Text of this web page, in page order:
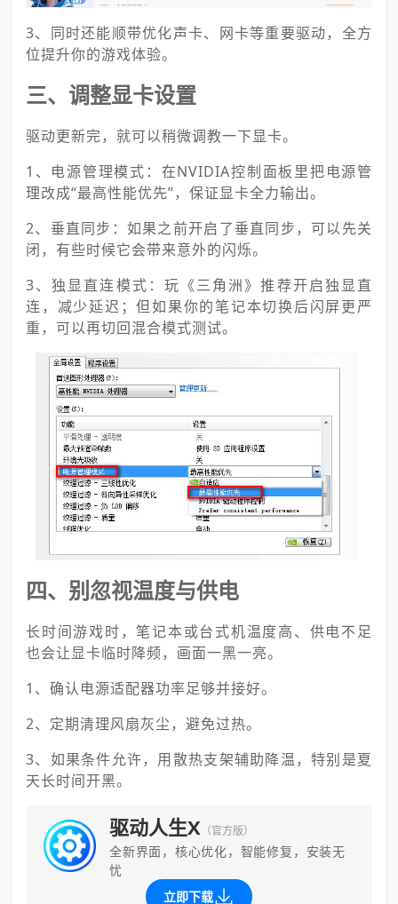
3、同时还能顺带优化声卡、网卡等重要驱动，全方
位提升你的游戏体验。
三、调整显卡设置
驱动更新完，就可以稍微调教一下显卡。
1、电源管理模式：在NVIDIA控制面板里把电源管
理改成“最高性能优先”，保证显卡全力输出。
2、垂直同步：如果之前开启了垂直同步，可以先关
闭，有些时候它会带来意外的闪烁。
3、独显直连模式：玩《三角洲》推荐开启独显直
连，减少延迟；但如果你的笔记本切换后闪屏更严
重，可以再切回混合模式测试。
四、别忽视温度与供电
长时间游戏时，笔记本或台式机温度高、供电不足
也会让显卡临时降频，画面一黑一亮。
1、确认电源适配器功率足够并接好。
2、定期清理风扇灰尘，避免过热。
3、如果条件允许，用散热支架辅助降温，特别是夏
天长时间开黑。
驱动人生X （官方版）
全新界面，核心优化，智能修复，安装无
忧
立即下载